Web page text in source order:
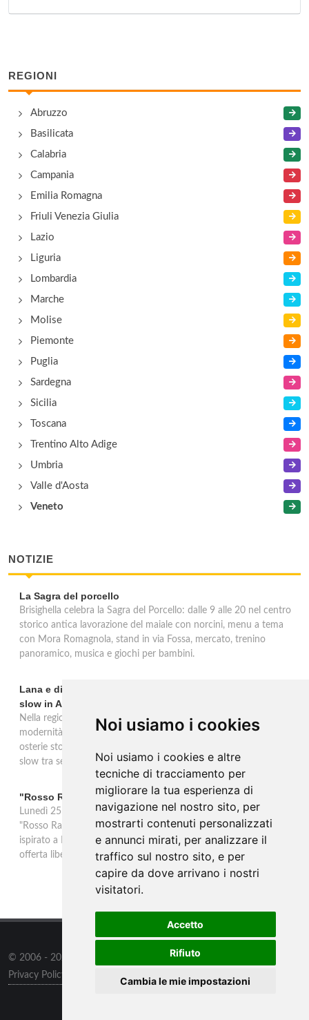
Noi usiamo i cookies
Noi usiamo i cookies e altre
tecniche di tracciamento per
migliorare la tua esperienza di
navigazione nel nostro sito, per
mostrarti contenuti personalizzati
e annunci mirati, per analizzare il
traffico sul nostro sito, e per
capire da dove arrivano i nostri
visitatori.
Accetto
Rifiuto
Cambia le mie impostazioni
REGIONI
Abruzzo
Basilicata
Calabria
Campania
Emilia Romagna
Friuli Venezia Giulia
Lazio
Liguria
Lombardia
Marche
Molise
Piemonte
Puglia
Sardegna
Sicilia
Toscana
Trentino Alto Adige
Umbria
Valle d'Aosta
Veneto
NOTIZIE
La Sagra del porcello
Brisighella celebra la Sagra del Porcello: dalle 9 alle 20 nel centro
storico antica lavorazione del maiale con norcini, menu a tema
con Mora Romagnola, stand in via Fossa, mercato, trenino
panoramico, musica e giochi per bambini.
Lana e dintorni: Törggelen, vini d'eccellenza e vacanze
slow in Alto Adige
Nella regione di Lana in Alto Adige tradizione contadina e
modernità si fondono in un'esperienza autentica. Törggelen nelle
osterie storiche, vini da antiche tradizioni vitivinicole e vacanze
slow tra sentieri delle rogge e produttori locali.
"Rosso Rame" in scena a Collepasso il 25 agosto
Lunedì 25 agosto al Palazzo Baronale di Collepasso va in scena
"Rosso Rame", spettacolo di Mary Negro e Gabriele Polimeno
ispirato a Dario Fo e Franca Rame. Ingresso con prenotazione e
offerta libera alle ore 21.
© 2006 - 2026
all rights reserved.
Privacy Policy
Preferenze sui Cookies